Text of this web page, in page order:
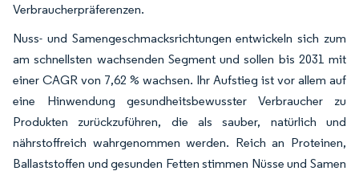
Verbraucherpräferenzen.
Nuss- und Samengeschmacksrichtungen entwickeln sich zum
am schnellsten wachsenden Segment und sollen bis 2031 mit
einer CAGR von 7,62 % wachsen. Ihr Aufstieg ist vor allem auf
eine Hinwendung gesundheitsbewusster Verbraucher zu
Produkten zurückzuführen, die als sauber, natürlich und
nährstoffreich wahrgenommen werden. Reich an Proteinen,
Ballaststoffen und gesunden Fetten stimmen Nüsse und Samen